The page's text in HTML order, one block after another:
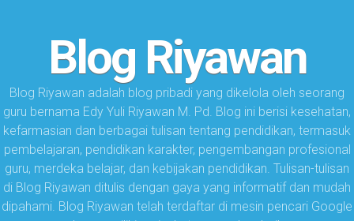
Blog Riyawan
Blog Riyawan adalah blog pribadi yang dikelola oleh seorang
guru bernama Edy Yuli Riyawan M. Pd. Blog ini berisi kesehatan,
kefarmasian dan berbagai tulisan tentang pendidikan, termasuk
pembelajaran, pendidikan karakter, pengembangan profesional
guru, merdeka belajar, dan kebijakan pendidikan. Tulisan-tulisan
di Blog Riyawan ditulis dengan gaya yang informatif dan mudah
dipahami. Blog Riyawan telah terdaftar di mesin pencari Google